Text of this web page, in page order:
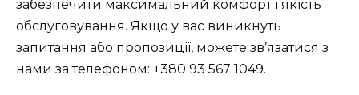
забезпечити максимальний комфорт і якість
обслуговування. Якщо у вас виникнуть
запитання або пропозиції, можете зв’язатися з
нами за телефоном: +380 93 567 1049.